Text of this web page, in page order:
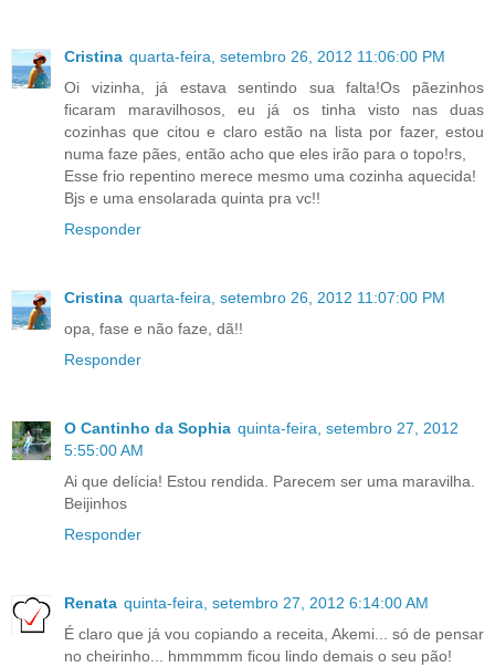
Cristina quarta-feira, setembro 26, 2012 11:06:00 PM
Oi vizinha, já estava sentindo sua falta!Os pãezinhos
ficaram maravilhosos, eu já os tinha visto nas duas
cozinhas que citou e claro estão na lista por fazer, estou
numa faze pães, então acho que eles irão para o topo!rs,
Esse frio repentino merece mesmo uma cozinha aquecida!
Bjs e uma ensolarada quinta pra vc!!
Responder
Cristina quarta-feira, setembro 26, 2012 11:07:00 PM
opa, fase e não faze, dã!!
Responder
O Cantinho da Sophia quinta-feira, setembro 27, 2012
5:55:00 AM
Ai que delícia! Estou rendida. Parecem ser uma maravilha.
Beijinhos
Responder
Renata quinta-feira, setembro 27, 2012 6:14:00 AM
É claro que já vou copiando a receita, Akemi... só de pensar
no cheirinho... hmmmmm ficou lindo demais o seu pão!